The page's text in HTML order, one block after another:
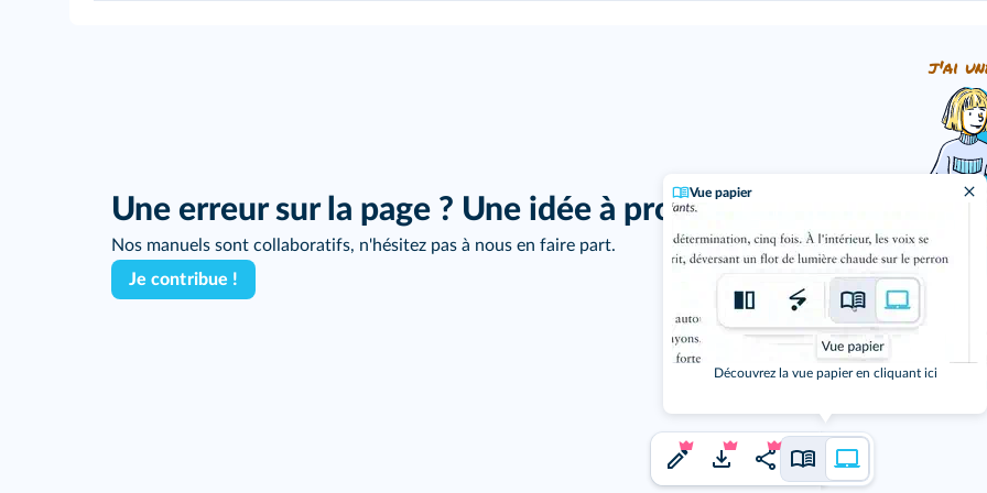
Vue papier
Découvrez la vue papier en cliquant ici
Une erreur sur la page ? Une idée à proposer ?
Nos manuels sont collaboratifs, n'hésitez pas à nous en faire part.
Je contribue !
j'ai